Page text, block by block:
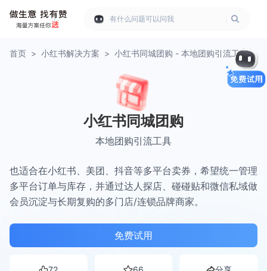
有什么问题可以问我
首页 > 小红书解决方案 > 小红书同城团购 - 本地团购引流工具
小红书同城团购
本地团购引流工具
也适合在小红书、美团、抖音等多平台卖券，希望统一管理
多平台订单与库存，并通过达人探店、碰碰贴和微信私域做
会员沉淀与长期复购的多门店/连锁品牌商家。
免费试用